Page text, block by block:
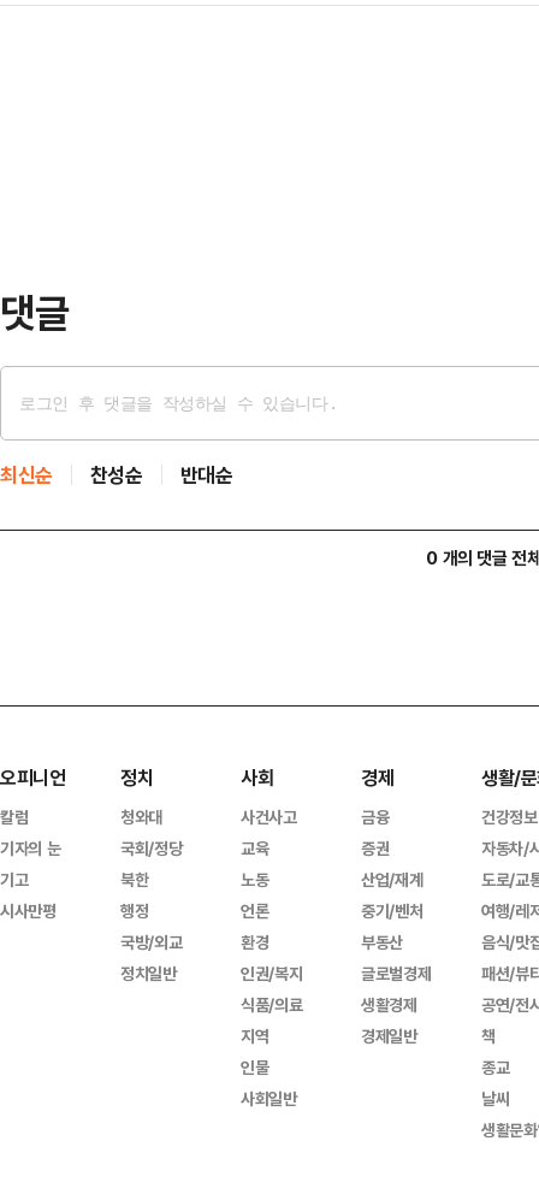
것에 대해…
댓글
최신순 찬성순 반대순
0 개의 댓글 전
오피니언
칼럼
기자의 눈
기고
시사만평
정치
청와대
국회/정당
북한
행정
국방/외교
정치일반
사회
사건사고
교육
노동
언론
환경
인권/복지
식품/의료
지역
인물
사회일반
경제
금융
증권
산업/재계
중기/벤처
부동산
글로벌경제
생활경제
경제일반
생활/
건강정보
자동차/
도로/교
여행/레
음식/맛
패션/뷰
공연/전
책
종교
날씨
생활문